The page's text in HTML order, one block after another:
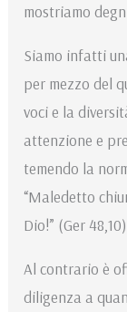
mostriamo
Siamo infatti
per mezzo del
voci e la
attenzione e
temendo la
“Maledetto
Dio!” (Ger
Al contrario è
diligenza a